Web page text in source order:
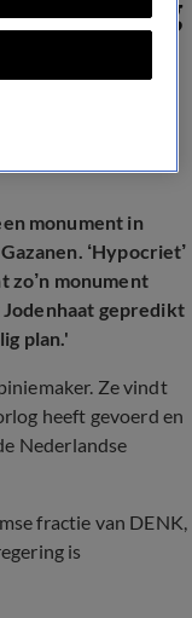
monument in
‘Hypocriet’
zo’n monument
gepredikt
plan.'
Ze vindt
heeft gevoerd en
Nederlandse
fractie van DENK,
is